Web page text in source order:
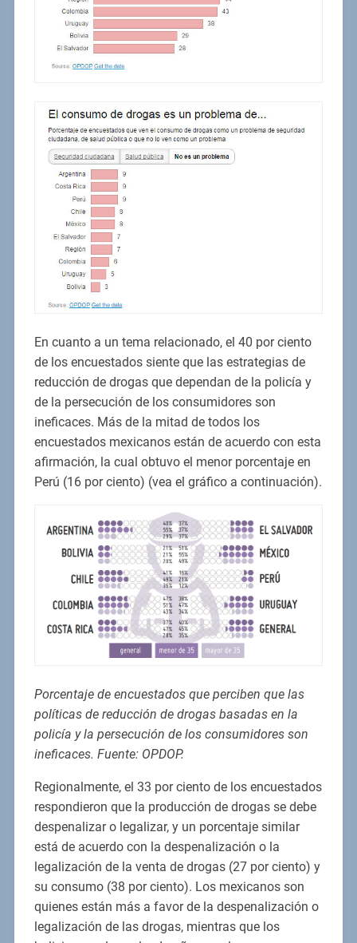
En cuanto a un tema relacionado, el 40 por ciento
de los encuestados siente que las estrategias de
reducción de drogas que dependan de la policía y
de la persecución de los consumidores son
ineficaces. Más de la mitad de todos los
encuestados mexicanos están de acuerdo con esta
afirmación, la cual obtuvo el menor porcentaje en
Perú (16 por ciento) (vea el gráfico a continuación).
Porcentaje de encuestados que perciben que las
políticas de reducción de drogas basadas en la
policía y la persecución de los consumidores son
ineficaces. Fuente: OPDOP.
Regionalmente, el 33 por ciento de los encuestados
respondieron que la producción de drogas se debe
despenalizar o legalizar, y un porcentaje similar
está de acuerdo con la despenalización o la
legalización de la venta de drogas (27 por ciento) y
su consumo (38 por ciento). Los mexicanos son
quienes están más a favor de la despenalización o
legalización de las drogas, mientras que los